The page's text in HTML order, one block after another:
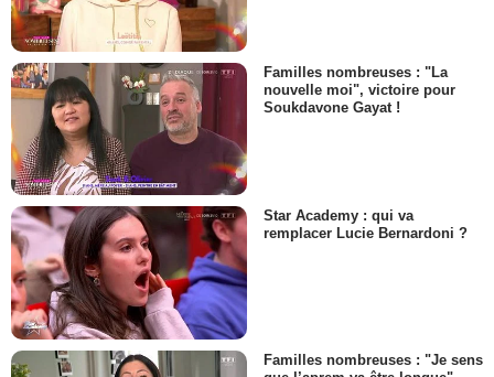
Familles nombreuses : "La
nouvelle moi", victoire pour
Soukdavone Gayat !
Star Academy : qui va
remplacer Lucie Bernardoni ?
Familles nombreuses : "Je sens